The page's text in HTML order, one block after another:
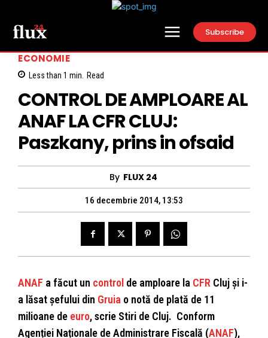
Subscribe
ECONOMIE
Less than 1 min. Read
CONTROL DE AMPLOARE AL
ANAF LA CFR CLUJ:
Paszkany, prins in ofsaid
By FLUX 24
16 decembrie 2014, 13:53
ANAF a făcut un control de amploare la CFR Cluj și i-
a lăsat șefului din Gruia o notă de plată de 11
milioane de euro, scrie Stiri de Cluj. Conform
Agenției Naționale de Administrare Fiscală (ANAF),